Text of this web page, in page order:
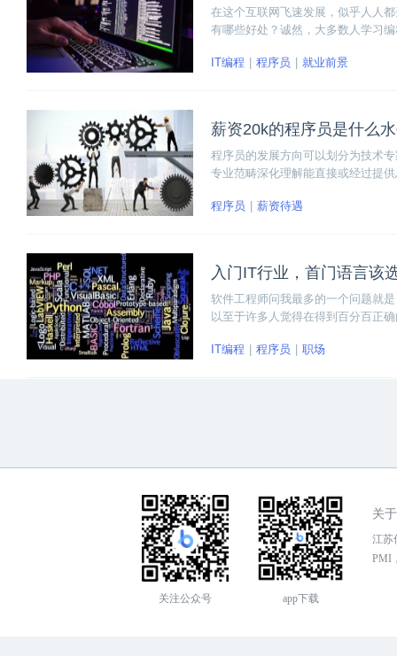
在这个互联网飞速发展，似乎人人
有哪些好处？诚然，大多数人学习
的好处和作用。
IT编程 程序员 就业前景
薪资20k的程序员是什么
程序员的发展方向可以划分为技术
专业范畴深化理解能直接或经过提
程序员
薪资待遇
入门IT行业，首门语言该
软件工程师问我最多的一个问题就
以至于许多人觉得在得到百分百正
IT编程
程序员 职场
关注公众号 app下载
关
江苏
PMI